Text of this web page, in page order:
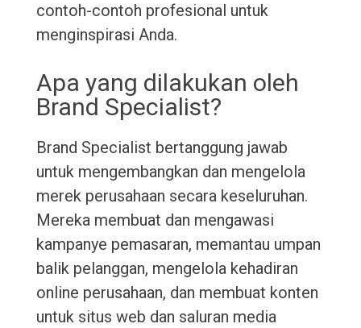
contoh-contoh profesional untuk
menginspirasi Anda.
Apa yang dilakukan oleh
Brand Specialist?
Brand Specialist bertanggung jawab
untuk mengembangkan dan mengelola
merek perusahaan secara keseluruhan.
Mereka membuat dan mengawasi
kampanye pemasaran, memantau umpan
balik pelanggan, mengelola kehadiran
online perusahaan, dan membuat konten
untuk situs web dan saluran media